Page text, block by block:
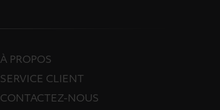
À PROPOS
SERVICE CLIENT
CONTACTEZ-NOUS